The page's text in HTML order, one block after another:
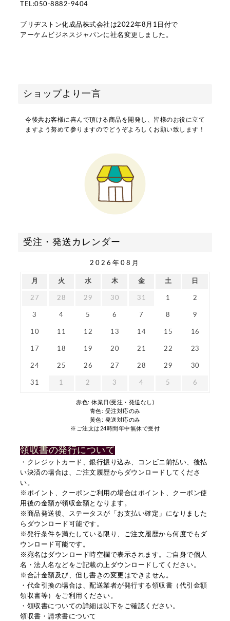
TEL:050-8882-9404
ブリヂストン化成品株式会社は2022年8月1日付で
アーケムビジネスジャパンに社名変更しました。
ショップより一言
今後共お客様に喜んで頂ける商品を開発し、皆様のお役に立て
ますよう努めて参りますのでどうぞよろしくお願い致します！
受注・発送カレンダー
2026年08月
月 火 水 木 金 土 日
27 28 29 30 31 1 2
3 4 5 6 7 8 9
10 11 12 13 14 15 16
17 18 19 20 21 22 23
24 25 26 27 28 29 30
31 1 2 3 4 5 6
赤色: 休業日(受注・発送なし)
青色: 受注対応のみ
黄色: 発送対応のみ
※ご注文は24時間年中無休で受付
領収書の発行について
・クレジットカード、銀行振り込み、コンビニ前払い、後払
い決済の場合は、ご注文履歴からダウンロードしてくださ
い。
※ポイント、クーポンご利用の場合はポイント、クーポン使
用後の金額が領収金額となります。
※商品発送後、ステータスが「お支払い確定」になりました
らダウンロード可能です。
※発行条件を満たしている限り、ご注文履歴から何度でもダ
ウンロード可能です。
※宛名はダウンロード時空欄で表示されます。ご自身で個人
名・法人名などをご記載の上ダウンロードしてください。
※合計金額及び、但し書きの変更はできません。
・代金引換の場合は、配送業者が発行する領収書（代引金額
領収書等）をご利用ください。
・領収書についての詳細は以下をご確認ください。
領収書・請求書について